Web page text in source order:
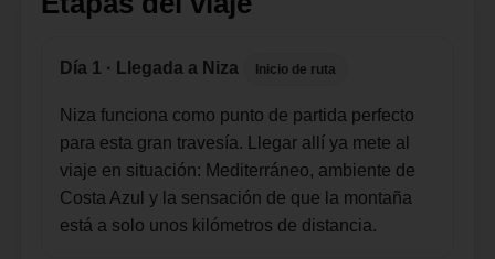
Día 1 · Llegada a Niza Inicio de ruta
Niza funciona como punto de partida perfecto
para esta gran travesía. Llegar allí ya mete al
viaje en situación: Mediterráneo, ambiente de
Costa Azul y la sensación de que la montaña
está a solo unos kilómetros de distancia.